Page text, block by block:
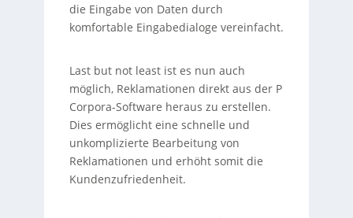
die Eingabe von Daten durch
komfortable Eingabedialoge vereinfacht.
Last but not least ist es nun auch
möglich, Reklamationen direkt aus der P
Corpora-Software heraus zu erstellen.
Dies ermöglicht eine schnelle und
unkomplizierte Bearbeitung von
Reklamationen und erhöht somit die
Kundenzufriedenheit.